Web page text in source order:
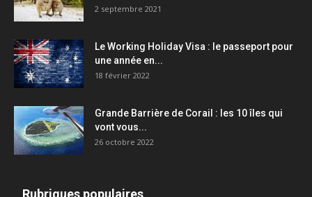
2 septembre 2021
Le Working Holiday Visa : le passeport pour
une année en...
18 février 2022
Grande Barrière de Corail : les 10 îles qui
vont vous...
26 octobre 2022
Rubriques populaires